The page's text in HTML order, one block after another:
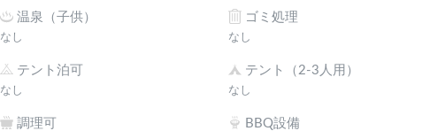
温泉（子供）
なし
ゴミ処理
なし
テント泊可
なし
テント（2-3人用）
なし
調理可 BBQ設備